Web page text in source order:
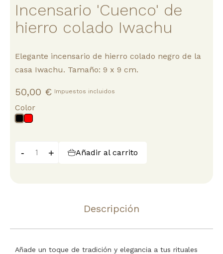
Incensario 'Cuenco' de
hierro colado Iwachu
Elegante incensario de hierro colado negro de la
casa Iwachu. Tamaño: 9 x 9 cm.
50,00 € Impuestos incluidos
Color
Negro
Rojo
- + Añadir al carrito
Descripción
Añade un toque de tradición y elegancia a tus rituales